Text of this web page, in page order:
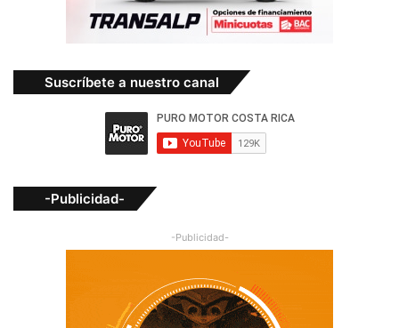
Suscríbete a nuestro canal
-Publicidad-
-Publicidad-